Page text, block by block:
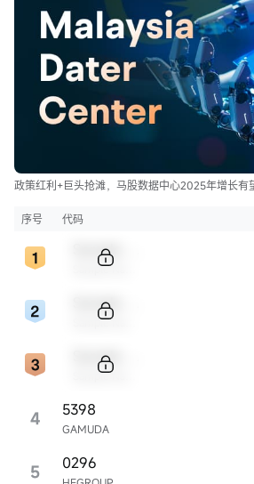
政策红利+巨头抢滩，马股数据中心2025年增长有
序号 代码
4 GAMUDA
5398
5 0296